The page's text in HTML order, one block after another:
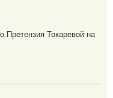
Токаревой на